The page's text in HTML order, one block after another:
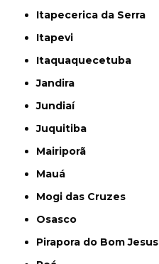
Itapecerica da Serra
Itapevi
Itaquaquecetuba
Jandira
Jundiaí
Juquitiba
Mairiporã
Mauá
Mogi das Cruzes
Osasco
Pirapora do Bom Jesus